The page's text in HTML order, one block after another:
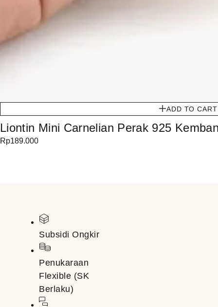
ADD TO CART
Liontin Mini Carnelian Perak 925
Rp189.000
Subsidi Ongkir
Penukaraan
Flexible (SK
Berlaku)